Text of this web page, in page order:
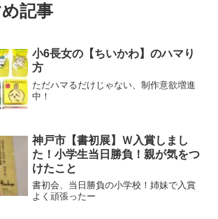
記事
小6長女の【ちいかわ】のハマり
方
ただハマるだけじゃない、制作意欲増進
中！
神戸市【書初展】Ｗ入賞しまし
た！小学生当日勝負！親が気をつ
けたこと
書初会、当日勝負の小学校！姉妹で入賞
よく頑張ったー